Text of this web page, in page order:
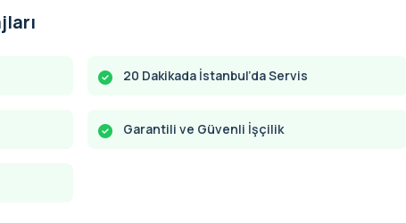
20 Dakikada İstanbul’da Servis
Garantili ve Güvenli İşçilik